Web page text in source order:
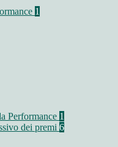
1
Performance 1
dei premi 6